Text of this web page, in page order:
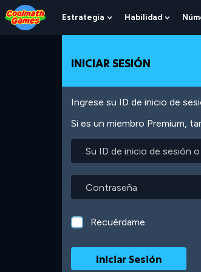
Skip
to
Top
Skip
to
Navigation
Skip
to
Main
Skip
to
Footer
Pasar
al
contenido
Estrategia
Show
Submenu
Estrategia
Habilidad
Show
INICIAR SESIÓN
Ingrese su ID de inicio de
Si es un miembro Premium,
inicio
sesión
o
apodoRecuérdame